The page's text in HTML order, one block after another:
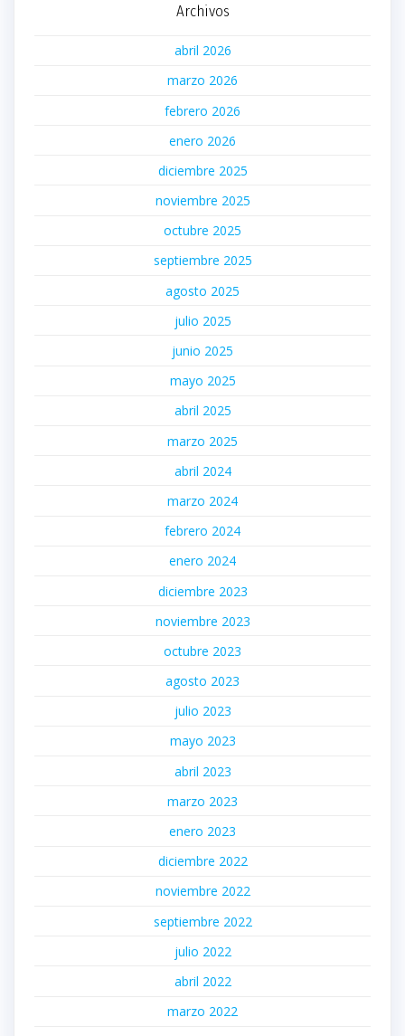
Archivos
abril 2026
marzo 2026
febrero 2026
enero 2026
diciembre 2025
noviembre 2025
octubre 2025
septiembre 2025
agosto 2025
julio 2025
junio 2025
mayo 2025
abril 2025
marzo 2025
abril 2024
marzo 2024
febrero 2024
enero 2024
diciembre 2023
noviembre 2023
octubre 2023
agosto 2023
julio 2023
mayo 2023
abril 2023
marzo 2023
enero 2023
diciembre 2022
noviembre 2022
septiembre 2022
julio 2022
abril 2022
marzo 2022